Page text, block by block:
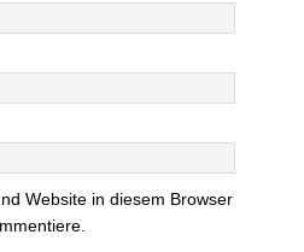
Website in diesem Browser